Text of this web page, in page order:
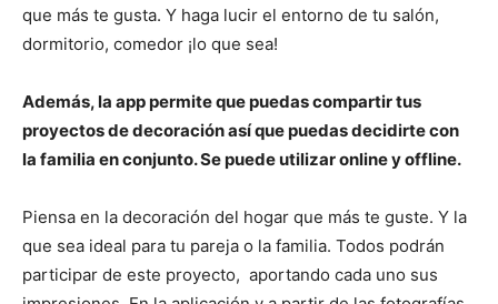
que más te gusta. Y haga lucir el entorno de tu salón,
dormitorio, comedor ¡lo que sea!
Además, la app permite que puedas compartir tus
proyectos de decoración así que puedas decidirte con
la familia en conjunto. Se puede utilizar online y offline.
Piensa en la decoración del hogar que más te guste. Y la
que sea ideal para tu pareja o la familia. Todos podrán
participar de este proyecto, aportando cada uno sus